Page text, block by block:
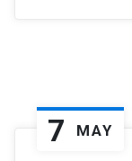
7 MAY